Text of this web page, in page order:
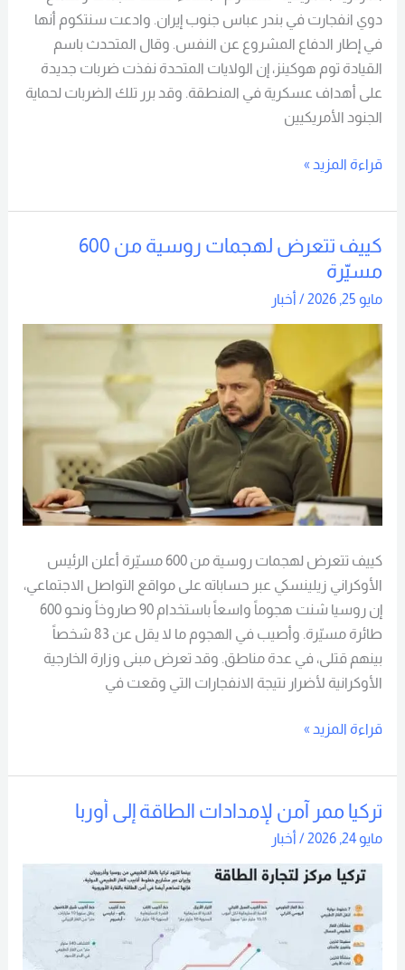
دوي انفجارت في بندر عباس جنوب إيران. وادعت سنتكوم أنها
في إطار الدفاع المشروع عن النفس. وقال المتحدث باسم
القيادة توم هوكينز، إن الولايات المتحدة نفذت ضربات جديدة
على أهداف عسكرية في المنطقة. وقد برر تلك الضربات لحماية
الجنود الأمريكيين
قراءة المزيد »
كييف تتعرض لهجمات روسية من 600
مسيّرة
مايو 25, 2026 / أخبار
كييف تتعرض لهجمات روسية من 600 مسيّرة أعلن الرئيس
الأوكراني زيلينسكي عبر حساباته على مواقع التواصل الاجتماعي،
إن روسيا شنت هجوماً واسعاً باستخدام 90 صاروخاً ونحو 600
طائرة مسيّرة. وأصيب في الهجوم ما لا يقل عن 83 شخصاً
بينهم قتلى، في عدة مناطق. وقد تعرض مبنى وزارة الخارجية
الأوكرانية لأضرار نتيجة الانفجارات التي وقعت في
كييف
تتعرض
لهجمات
من
600
مسيّرة
قراءة المزيد »
تركيا ممر آمن لإمدادات الطاقة إلى أوربا
مايو 24, 2026 / أخبار
تركيا
ممر
لإمدادات
الطاقة
أوربا